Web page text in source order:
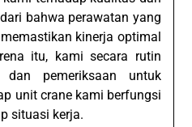
bahwa perawatan yang
kinerja optimal
itu, kami secara rutin
dan pemeriksaan untuk
unit crane kami berfungsi
situasi kerja.